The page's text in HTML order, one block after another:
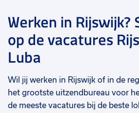
Werken in
op de vacatures
Luba
Wil jij werken in Rijswijk of in de
het grootste uitzendbureau voor
de meeste vacatures bij de beste